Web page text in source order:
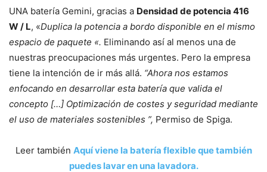
UNA batería Gemini, gracias a Densidad de potencia 416
W / L, «Duplica la potencia a bordo disponible en el mismo
espacio de paquete «. Eliminando así al menos una de
nuestras preocupaciones más urgentes. Pero la empresa
tiene la intención de ir más allá. “Ahora nos estamos
enfocando en desarrollar esta batería que valida el
concepto […] Optimización de costes y seguridad mediante
el uso de materiales sostenibles ”, Permiso de Spiga.
Leer también Aquí viene la batería flexible que también
puedes lavar en una lavadora.